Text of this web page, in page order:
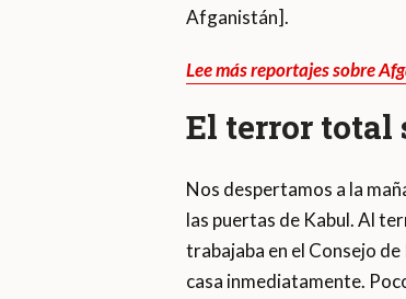
Afganistán].
Lee más reportajes sobre
El terror total
Nos despertamos a la
las puertas de Kabul. Al
trabajaba en el Consejo
casa inmediatamente.